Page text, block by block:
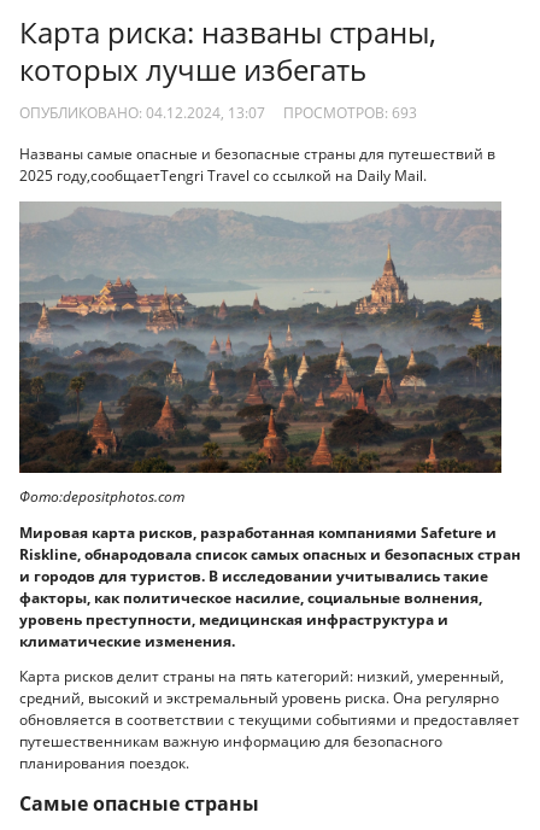
Карта риска: названы страны,
которых лучше избегать
ОПУБЛИКОВАНО: 04.12.2024, 13:07 ПРОСМОТРОВ: 693
Названы самые опасные и безопасные страны для путешествий в
2025 году,сообщаетTengri Travel со ссылкой на Daily Mail.
Фото:depositphotos.com
Мировая карта рисков, разработанная компаниями Safeture и
Riskline, обнародовала список самых опасных и безопасных стран
и городов для туристов. В исследовании учитывались такие
факторы, как политическое насилие, социальные волнения,
уровень преступности, медицинская инфраструктура и
климатические изменения.
Карта рисков делит страны на пять категорий: низкий, умеренный,
средний, высокий и экстремальный уровень риска. Она регулярно
обновляется в соответствии с текущими событиями и предоставляет
путешественникам важную информацию для безопасного
планирования поездок.
Самые опасные страны